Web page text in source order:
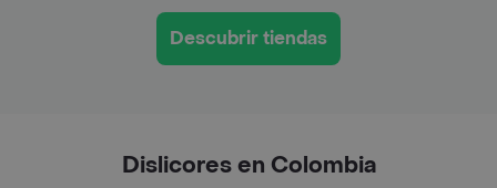
Descubrir tiendas
Dislicores en Colombia